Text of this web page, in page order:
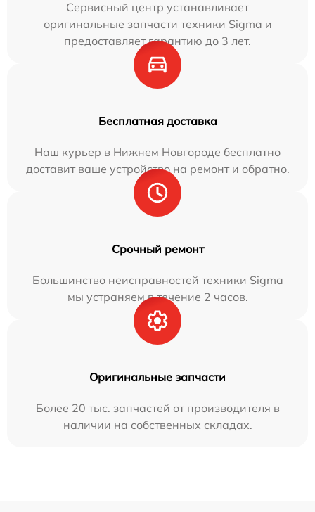
Сервисный центр устанавливает
оригинальные запчасти техники Sigma и
предоставляет гарантию до 3 лет.
Бесплатная доставка
Наш курьер в Нижнем Новгороде бесплатно
доставит ваше устройство на ремонт и обратно.
Срочный ремонт
Большинство неисправностей техники Sigma
мы устраняем в течение 2 часов.
Оригинальные запчасти
Более 20 тыс. запчастей от производителя в
наличии на собственных складах.